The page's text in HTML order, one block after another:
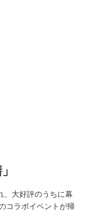
、大好評のうちに幕
コラボイベントが帰